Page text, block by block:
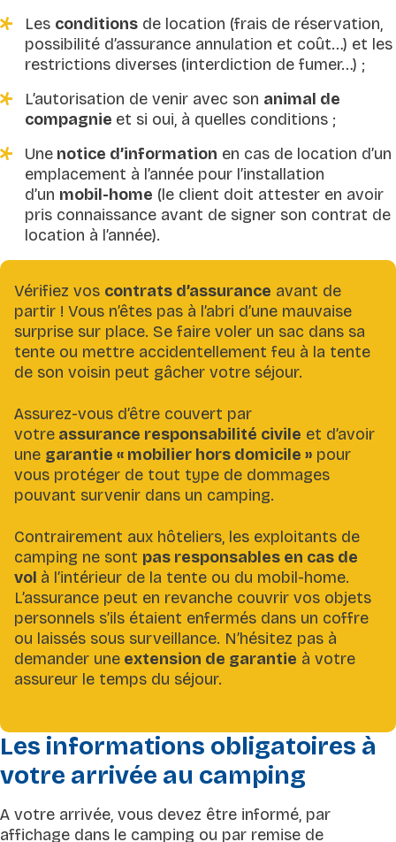
Les conditions de location (frais de réservation,
possibilité d’assurance annulation et coût…) et les
restrictions diverses (interdiction de fumer…) ;
L’autorisation de venir avec son animal de
compagnie et si oui, à quelles conditions ;
Une notice d’information en cas de location d’un
emplacement à l’année pour l’installation
d’un mobil-home (le client doit attester en avoir
pris connaissance avant de signer son contrat de
location à l’année).
Vérifiez vos contrats d’assurance avant de
partir ! Vous n’êtes pas à l’abri d’une mauvaise
surprise sur place. Se faire voler un sac dans sa
tente ou mettre accidentellement feu à la tente
de son voisin peut gâcher votre séjour.
Assurez-vous d’être couvert par
votre assurance responsabilité civile et d’avoir
une garantie « mobilier hors domicile » pour
vous protéger de tout type de dommages
pouvant survenir dans un camping.
Contrairement aux hôteliers, les exploitants de
camping ne sont pas responsables en cas de
vol à l’intérieur de la tente ou du mobil-home.
L’assurance peut en revanche couvrir vos objets
personnels s’ils étaient enfermés dans un coffre
ou laissés sous surveillance. N’hésitez pas à
demander une extension de garantie à votre
assureur le temps du séjour.
Les informations obligatoires à
votre arrivée au camping
A votre arrivée, vous devez être informé, par
affichage dans le camping ou par remise de